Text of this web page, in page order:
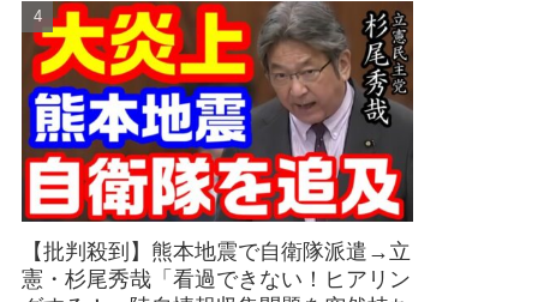
【批判殺到】熊本地震で自衛隊派遣→立
憲・杉尾秀哉「看過できない！ヒアリン